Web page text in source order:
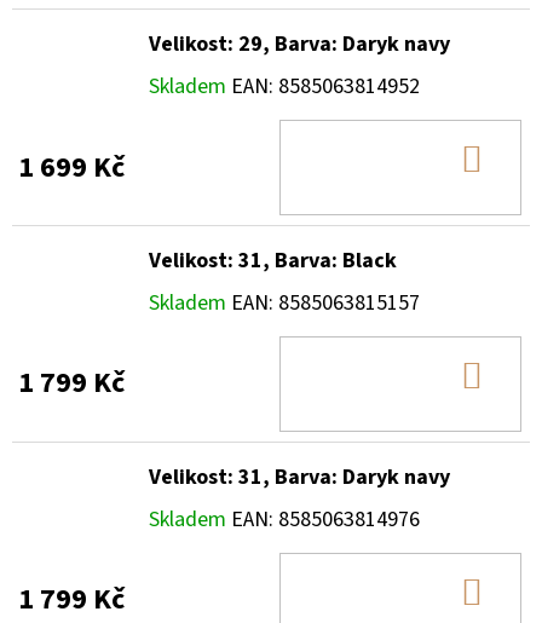
Velikost: 29, Barva: Daryk navy
Skladem EAN: 8585063814952
1 699 Kč
Velikost: 31, Barva: Black
Skladem EAN: 8585063815157
1 799 Kč
Velikost: 31, Barva: Daryk navy
Skladem EAN: 8585063814976
1 799 Kč